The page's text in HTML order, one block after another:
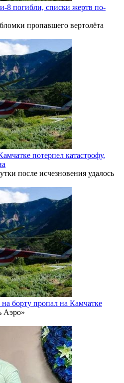
8 погибли, списки жертв по-
пропавшего вертолёта
потерпел катастрофу,
после исчезновения удалось
борту пропал на Камчатке
Аэро»